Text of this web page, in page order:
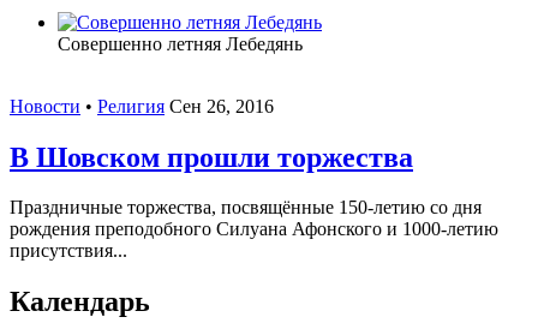
Совершенно летняя Лебедянь
Новости • Религия Сен 26, 2016
В Шовском прошли торжества
Праздничные торжества, посвящённые 150-летию со дня
рождения преподобного Силуана Афонского и 1000-летию
присутствия...
Календарь